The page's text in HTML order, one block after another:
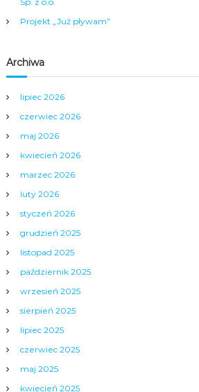
i
u
Projekt „Już pływam”
Archiwa
lipiec 2026
czerwiec 2026
maj 2026
kwiecień 2026
marzec 2026
luty 2026
styczeń 2026
grudzień 2025
listopad 2025
październik 2025
wrzesień 2025
sierpień 2025
lipiec 2025
czerwiec 2025
maj 2025
kwiecień 2025